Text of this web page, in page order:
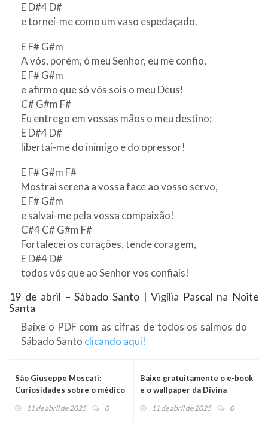
E D#4 D#
e tornei-me como um vaso espedaçado.
E F# G#m
A vós, porém, ó meu Senhor, eu me confio,
E F# G#m
e afirmo que só vós sois o meu Deus!
C# G#m F#
Eu entrego em vossas mãos o meu destino;
E D#4 D#
libertai-me do inimigo e do opressor!
E F# G#m F#
Mostrai serena a vossa face ao vosso servo,
E F# G#m
e salvai-me pela vossa compaixão!
C#4 C# G#m F#
Fortalecei os corações, tende coragem,
E D#4 D#
todos vós que ao Senhor vos confiais!
19 de abril – Sábado Santo | Vigília Pascal na Noite
Santa
Baixe o PDF com as cifras de todos os salmos do
Sábado Santo clicando aqui!
São Giuseppe Moscati:
Curiosidades sobre o médico
11 de abril de 2025 0
Baixe gratuitamente o e-book
e o wallpaper da Divina
11 de abril de 2025 0